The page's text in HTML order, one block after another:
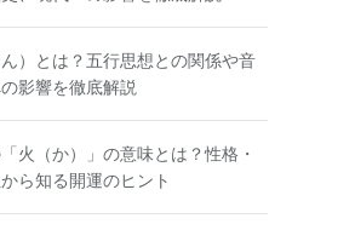
）とは？五行思想との関係や音
影響を徹底解説
火（か）」の意味とは？性格・
ら知る開運のヒント